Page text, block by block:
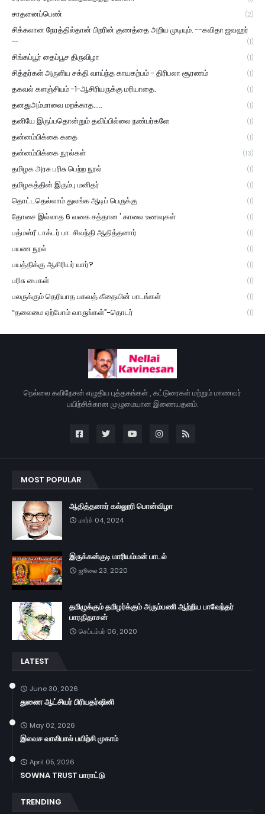
சாதனைப்பெண் (2)
சிக்கலான நேரத்தில்தான் பிறரின் குணத்தை அறிய முடியும். --கவிதா ஜவஹர்
--
(1)
சிங்கப்பூர் தைப்பூச திருவிழா (1)
சித்தர்கள் அருளிய சக்தி வாய்ந்த காயகற்பம் - திரிபலா சூரணம் (1)
தகவல் களஞ்சியம் -1-ஆசிரியருக்கு மரியாதை. (1)
தனதுஅம்மாவை மறக்காத..... (1)
தனியே இருப்பதொன்றும் தவிப்பில்லை நண்பர்களே (1)
தன்னம்பிக்கை கதை (1)
தன்னம்பிக்கை நூல்கள் (13)
தமிழக அரசு பரிசு பெற்ற நூல் (1)
தமிழகத்தின் இரும்பு மனிதர் (1)
தொட்டதெல்லாம் துலங்க ஆடிப் பெருக்கு (1)
தோசை இல்லாத 6 வகை சத்தான ' காலை உணவுகள் (1)
பத்மஸ்ரீ டாக்டர் பா. சிவந்தி ஆதித்தனார் (1)
பயண நூல் (1)
பயத்திக்கு ஆசிரியர் யார்? (1)
பரிசு பைகள் (1)
பலருக்கும் தெரியாத பகவத் கீதையின் பாடங்கள் (1)
“தலைமை ஏற்போம் வாருங்கள்”-தொடர் (1)
நெல்லை கவிநேசன் எழுதிய புத்தகங்கள் , கட்டுரைகள் மற்றும் மாணவர்
பயிற்சிக்கான முழுமையான இணையதளம்.
MOST POPULAR
ஆதித்தனார் கல்லூரி பொன்விழா
மார்ச் 04, 2024
இருக்கன்குடி மாரியம்மன் பாடல்
ஜூலை 23, 2020
தமிழுக்கும் தமிழர்க்கும் அரும்பணி ஆற்றிய பாவேந்தர்
பாரதிதாசன்
செப்டம்பர் 06, 2020
LATEST
June 30, 2026
துணை ஆட்சியர் பிரியதர்ஷினி
May 02, 2026
இலவச வாலிபால் பயிற்சி முகாம்
April 05, 2026
SOWNA TRUST பாராட்டு
TRENDING